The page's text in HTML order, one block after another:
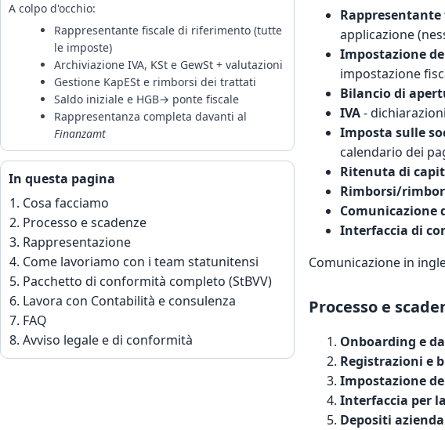
A colpo d'occhio:
Rappresentante fiscale di riferimento (tutte
le imposte)
Archiviazione IVA, KSt e GewSt + valutazioni
Gestione KapESt e rimborsi dei trattati
Saldo iniziale e HGB→ ponte fiscale
Rappresentanza completa davanti al
Finanzamt
In questa pagina
Cosa facciamo
Processo e scadenze
Rappresentazione
Come lavoriamo con i team statunitensi
Pacchetto di conformità completo (StBVV)
Lavora con Contabilità e consulenza
FAQ
Avviso legale e di conformità
applicazione
Impostazione
impostazione
Bilancio di
IVA-
Imposta sulle
calendario dei
Ritenuta di
Rimborsi/
Comunicazione
Interfaccia di
Comunicazione in
Processo e
Onboarding e
Registrazioni e
Impostazione
Interfaccia per
Depositi